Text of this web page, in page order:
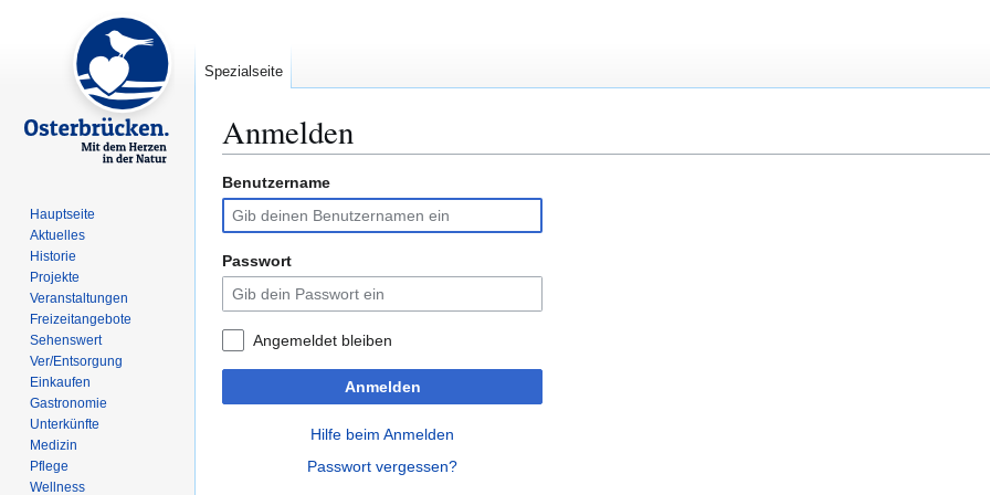
Anmelden
Zur
Navigation
springen
Zur
Suche
springen
Benutzername
Passwort
Angemeldet bleiben
Anmelden
Hilfe beim Anmelden
Passwort vergessen?
Spezialseite
Hauptseite
Aktuelles
Historie
Projekte
Veranstaltungen
Freizeitangebote
Sehenswert
Ver/Entsorgung
Einkaufen
Gastronomie
Unterkünfte
Medizin
Pflege
Wellness